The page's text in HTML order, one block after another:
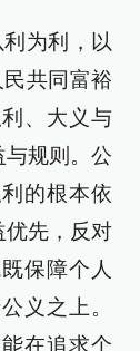
为利，以
共同富裕
、大义与
与规则。公
的根本依
优先，反对
保障个人
义之上。
在追求个